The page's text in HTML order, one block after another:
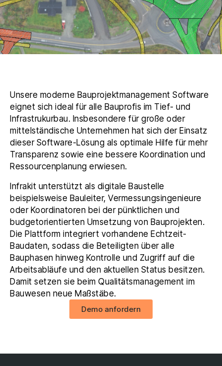
Überwachung der
Bauprojekte
Unsere moderne Bauprojektmanagement Software
eignet sich ideal für alle Bauprofis im Tief- und
Infrastrukurbau. Insbesondere für große oder
mittelständische Unternehmen hat sich der Einsatz
dieser Software-Lösung als optimale Hilfe für mehr
Transparenz sowie eine bessere Koordination und
Ressourcenplanung erwiesen.
Infrakit unterstützt als digitale Baustelle
beispielsweise Bauleiter, Vermessungsingenieure
oder Koordinatoren bei der pünktlichen und
budgetorientierten Umsetzung von Bauprojekten.
Die Plattform integriert vorhandene Echtzeit-
Baudaten, sodass die Beteiligten über alle
Bauphasen hinweg Kontrolle und Zugriff auf die
Arbeitsabläufe und den aktuellen Status besitzen.
Damit setzen sie beim Qualitätsmanagement im
Bauwesen neue Maßstäbe.
Demo anfordern